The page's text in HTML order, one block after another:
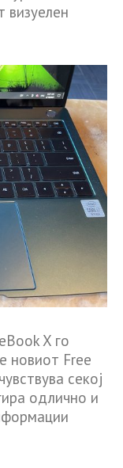
визуелен
X го
новиот Free
секој
одлично и